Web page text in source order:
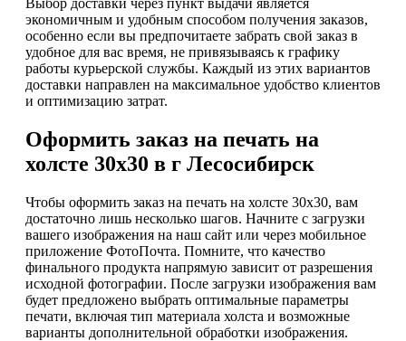
Выбор доставки через пункт выдачи является
экономичным и удобным способом получения заказов,
особенно если вы предпочитаете забрать свой заказ в
удобное для вас время, не привязываясь к графику
работы курьерской службы. Каждый из этих вариантов
доставки направлен на максимальное удобство клиентов
и оптимизацию затрат.
Оформить заказ на печать на
холсте 30х30 в г Лесосибирск
Чтобы оформить заказ на печать на холсте 30х30, вам
достаточно лишь несколько шагов. Начните с загрузки
вашего изображения на наш сайт или через мобильное
приложение ФотоПочта. Помните, что качество
финального продукта напрямую зависит от разрешения
исходной фотографии. После загрузки изображения вам
будет предложено выбрать оптимальные параметры
печати, включая тип материала холста и возможные
варианты дополнительной обработки изображения.